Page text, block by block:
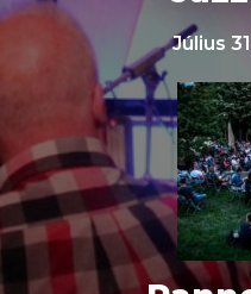
Július